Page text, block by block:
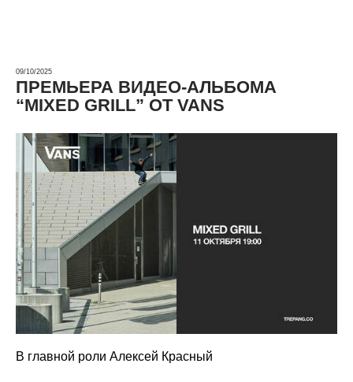
В главной роли Алексей Красный
09/10/2025
ПРЕМЬЕРА ВИДЕО-АЛЬБОМА
“MIXED GRILL” ОТ VANS